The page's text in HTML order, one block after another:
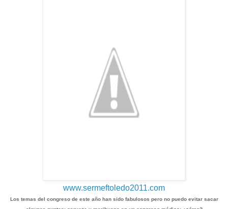
www.sermeftoledo2011.com
Los temas del congreso de este año han sido fabulosos pero no puedo evitar sacar